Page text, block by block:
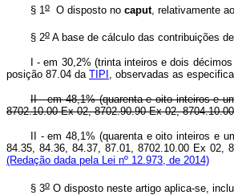
§ 1o O disposto no caput, relativamente
§ 2o A base de cálculo das contribuições
I - em 30,2% (trinta inteiros e dois
posição 87.04 da TIPI , observadas as
II - em 48,1% (quarenta e oito inteiros e
8702.10.00 Ex 02, 8702.90.90 Ex 02,
II - em 48,1% (quarenta e oito inteiros e
84.35, 84.36, 84.37, 87.01, 8702.10.00 Ex
(Redação dada pela Lei nº 12.973, de 2014)
§ 3o O disposto neste artigo aplica-se,